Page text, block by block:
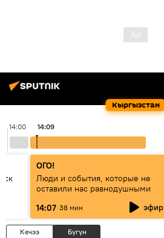
Кыргызстан
14:00 14:09
ОГО!
Люди и события, которые не
оставили нас равнодушными
14:07 38 мин эфир
Кечээ Бүгүн